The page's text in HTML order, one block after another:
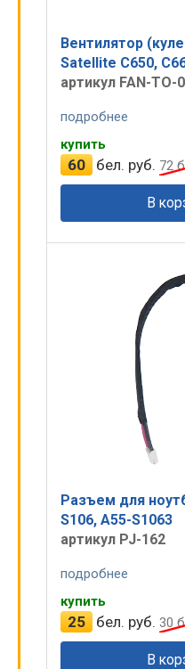
Вентилятор
Satellite C650,
артикул FAN-TO-
подробнее
купить
60 бел. руб. 72
В
Разъем для
S106, A55-S1063
артикул PJ-162
подробнее
купить
25 бел. руб. 30
В